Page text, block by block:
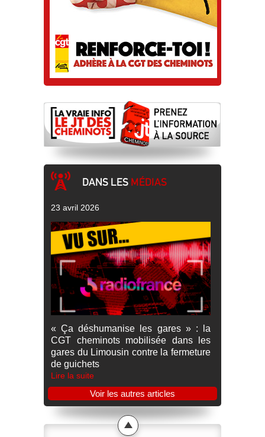
DANS LES MÉDIAS
23 avril 2026
« Ça déshumanise les gares » : la
CGT cheminots mobilisée dans les
gares du Limousin contre la fermeture
de guichets
Lire la suite
Voir les autres articles